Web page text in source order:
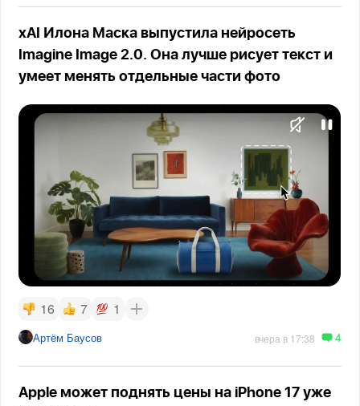
xAI Илона Маска выпустила нейросеть
Imagine Image 2.0. Она лучше рисует текст и
умеет менять отдельные части фото
16 7 1
Артём Баусов вчера в 17:38 4
Apple может поднять цены на iPhone 17 уже